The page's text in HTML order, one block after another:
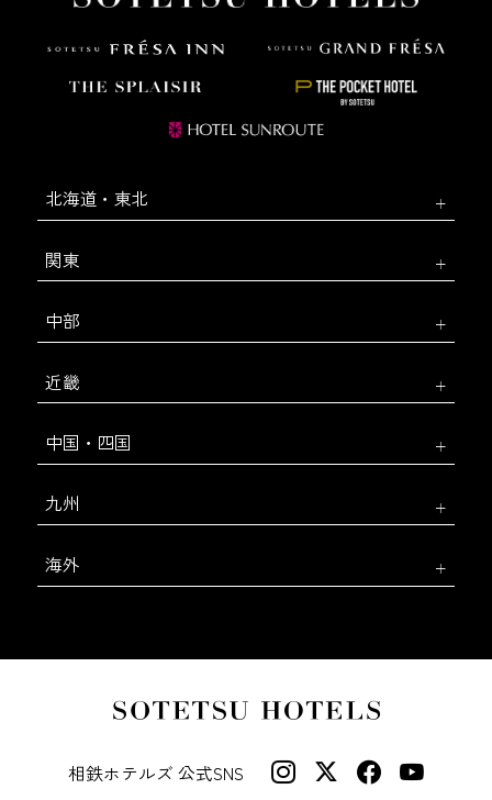
北海道・東北
関東
中部
近畿
中国・四国
九州
海外
相鉄ホテルズ 公式SNS